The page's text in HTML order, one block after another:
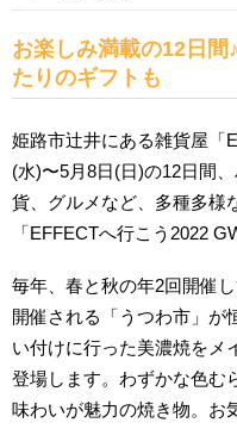
お楽しみ満載の12日間
たりのギフトも
姫路市辻井にある雑貨屋「
(水)〜5月8日(日)の12日間
貨、グルメなど、多種多様
「EFFECTへ行こう2022
毎年、春と秋の年2回開催
開催される「うつわ市」が
い付けに行った美濃焼をメ
登場します。わずかな色む
味わいが魅力の焼き物。お